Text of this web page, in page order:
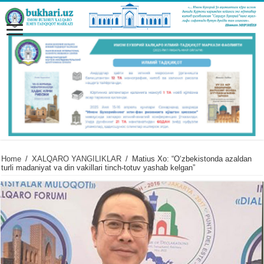
Home / XALQARO YANGILIKLAR / Matius Xo: “Oʻzbekistonda azaldan
turli madaniyat va din vakillari tinch-totuv yashab kelgan”